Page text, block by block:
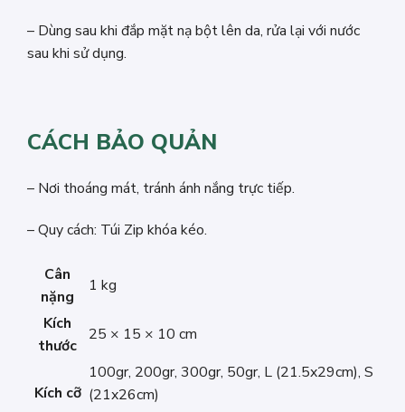
– Dùng sau khi đắp mặt nạ bột lên da, rửa lại với nước
sau khi sử dụng.
CÁCH BẢO QUẢN
– Nơi thoáng mát, tránh ánh nắng trực tiếp.
– Quy cách: Túi Zip khóa kéo.
Cân
nặng
1 kg
Kích
thước
25 × 15 × 10 cm
Kích cỡ
100gr, 200gr, 300gr, 50gr, L (21.5x29cm), S
(21x26cm)